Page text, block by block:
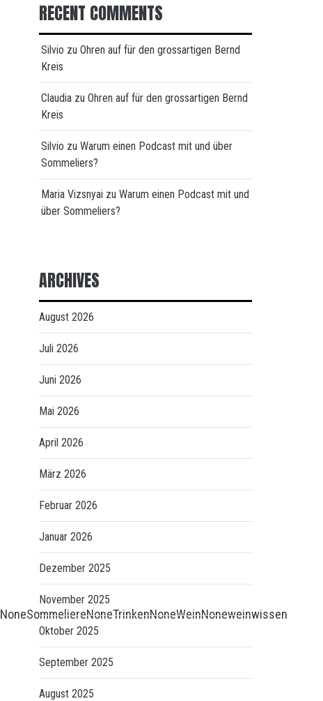
NoneSommeliereNoneTrinkenNoneWeinNoneweinwissen
RECENT COMMENTS
Silvio zu Ohren auf für den grossartigen Bernd
Kreis
Claudia zu Ohren auf für den grossartigen Bernd
Kreis
Silvio zu Warum einen Podcast mit und über
Sommeliers?
Maria Vizsnyai zu Warum einen Podcast mit und
über Sommeliers?
ARCHIVES
August 2026
Juli 2026
Juni 2026
Mai 2026
April 2026
März 2026
Februar 2026
Januar 2026
Dezember 2025
November 2025
Oktober 2025
September 2025
August 2025